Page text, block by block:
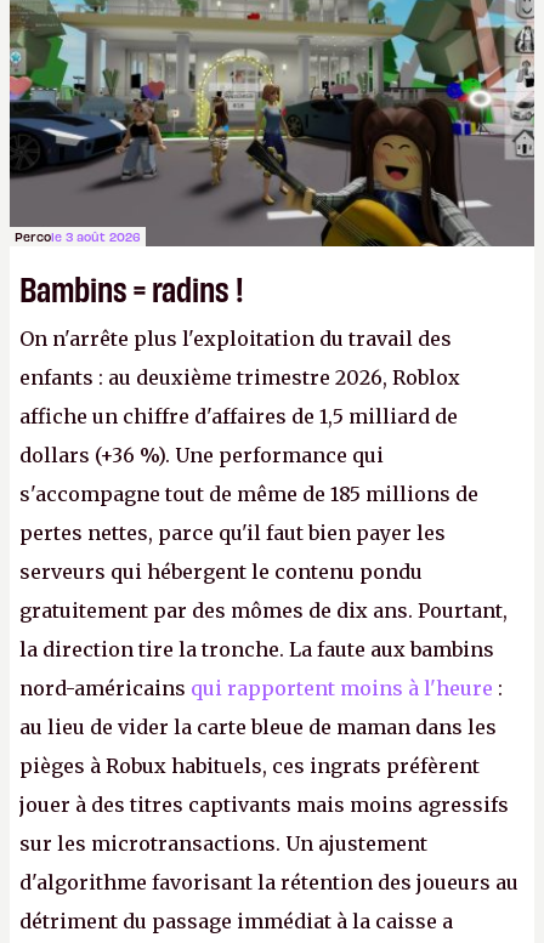
victoire pour la transparence.P.
Percole 3 août 2026
Bambins = radins !
On n'arrête plus l'exploitation du travail des
enfants : au deuxième trimestre 2026, Roblox
affiche un chiffre d'affaires de 1,5 milliard de
dollars (+36 %). Une performance qui
s'accompagne tout de même de 185 millions de
pertes nettes, parce qu'il faut bien payer les
serveurs qui hébergent le contenu pondu
gratuitement par des mômes de dix ans. Pourtant,
la direction tire la tronche. La faute aux bambins
nord-américains qui rapportent moins à l'heure :
au lieu de vider la carte bleue de maman dans les
pièges à Robux habituels, ces ingrats préfèrent
jouer à des titres captivants mais moins agressifs
sur les microtransactions. Un ajustement
d'algorithme favorisant la rétention des joueurs au
détriment du passage immédiat à la caisse a